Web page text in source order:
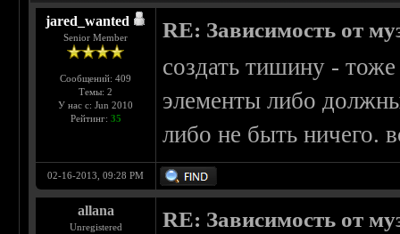
jared_wanted
Senior Member
Сообщений: 409
Темы: 2
У нас с: Jun 2010
Рейтинг: 35
RE: Зависимость от
создать тишину -
элементы либо
либо не быть ничего.
02-16-2013, 09:28 PM
allana
Unregistered RE: Зависимость от